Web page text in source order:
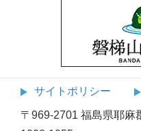
サイトポリシー
〒969-2701 福島県耶麻